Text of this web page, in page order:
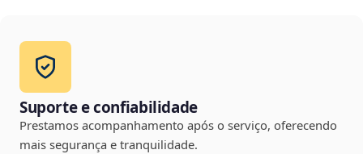
Suporte e confiabilidade
Prestamos acompanhamento após o serviço, oferecendo
mais segurança e tranquilidade.